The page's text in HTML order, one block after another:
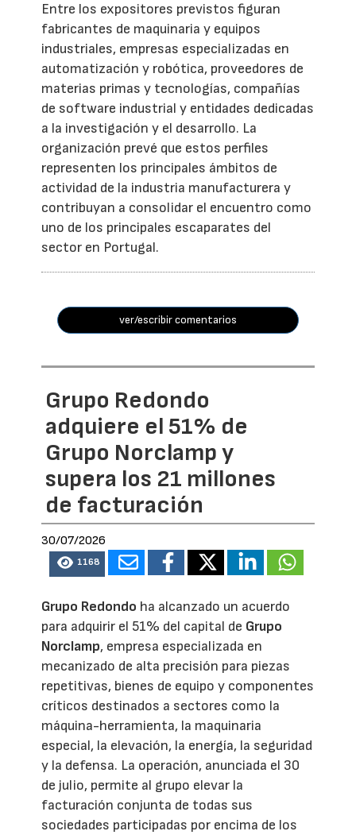
Entre los expositores previstos figuran
fabricantes de maquinaria y equipos
industriales, empresas especializadas en
automatización y robótica, proveedores de
materias primas y tecnologías, compañías
de software industrial y entidades dedicadas
a la investigación y el desarrollo. La
organización prevé que estos perfiles
representen los principales ámbitos de
actividad de la industria manufacturera y
contribuyan a consolidar el encuentro como
uno de los principales escaparates del
sector en Portugal.
ver/escribir comentarios
Grupo Redondo
adquiere el 51% de
Grupo Norclamp y
supera los 21 millones
de facturación
30/07/2026
1168
Grupo Redondo ha alcanzado un acuerdo
para adquirir el 51% del capital de Grupo
Norclamp, empresa especializada en
mecanizado de alta precisión para piezas
repetitivas, bienes de equipo y componentes
críticos destinados a sectores como la
máquina-herramienta, la maquinaria
especial, la elevación, la energía, la seguridad
y la defensa. La operación, anunciada el 30
de julio, permite al grupo elevar la
facturación conjunta de todas sus
sociedades participadas por encima de los